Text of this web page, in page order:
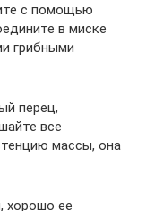
с помощью
в миске
грибными
перец,
все
массы, она
хорошо ее